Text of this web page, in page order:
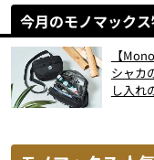
今月のモノマック
【
シャカ
し入れ